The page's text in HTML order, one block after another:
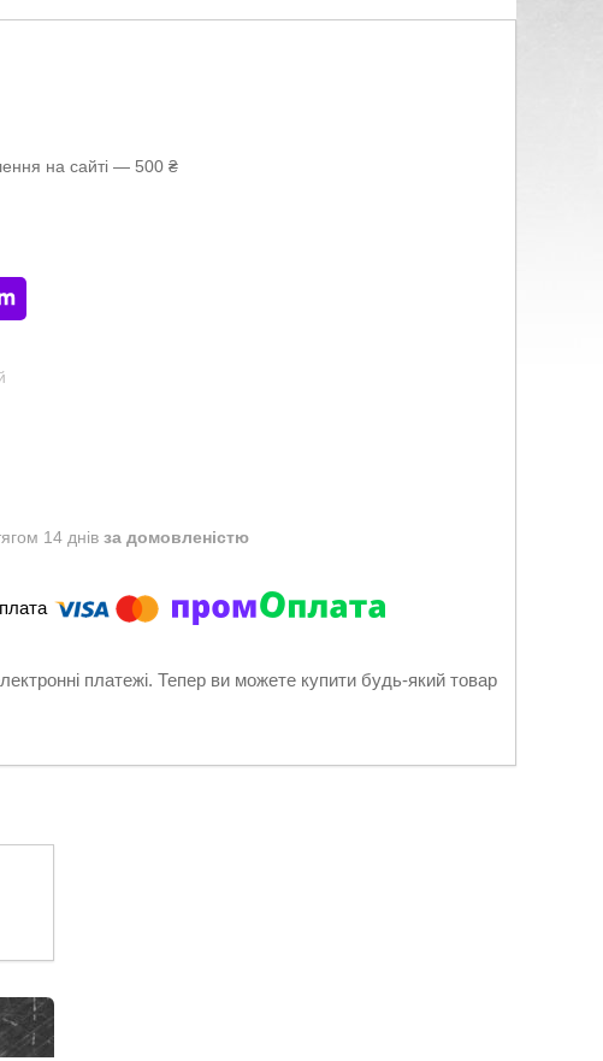
на сайті — 500 ₴
14 днів за домовленістю
платежі. Тепер ви можете купити будь-який товар